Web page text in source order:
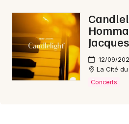
12/09/
La Cité
Concerts